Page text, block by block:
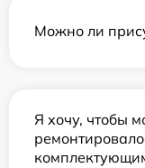
Можно ли
Я хочу, чтобы